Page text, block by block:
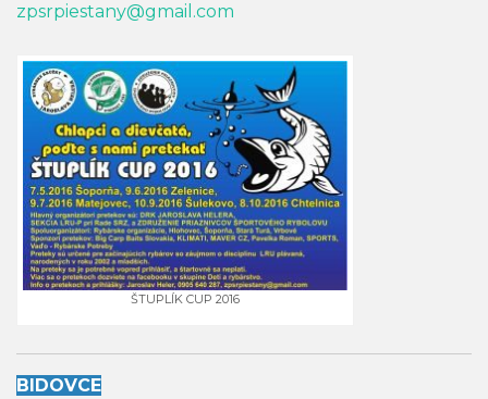
zpsrpiestany@gmail.com
ŠTUPLÍK CUP 2016
BIDOVCE